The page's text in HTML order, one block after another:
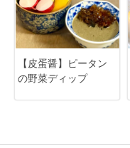
【皮蛋醤】ピータン
の野菜ディップ